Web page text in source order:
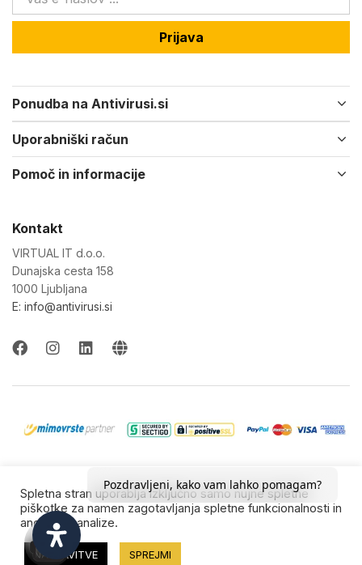
Prijava
Ponudba na Antivirusi.si
Uporabniški račun
Pomoč in informacije
Kontakt
VIRTUAL IT d.o.o.
Dunajska cesta 158
1000 Ljubljana
E: info@antivirusi.si
Blagovne znamke so last njihovih lastnikov.
Spletna stran uporablja izključno samo nujne spletne
piškotke za namen zagotavljanja spletne funkcionalnosti in
anonimne analize.
NASTAVITVE SPREJMI
Pozdravljeni, kako vam lahko pomagam?